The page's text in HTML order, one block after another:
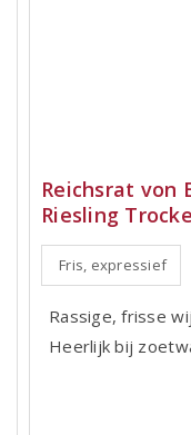
Reichsrat von
Riesling
Fris, expressief
Rassige, frisse
Heerlijk bij